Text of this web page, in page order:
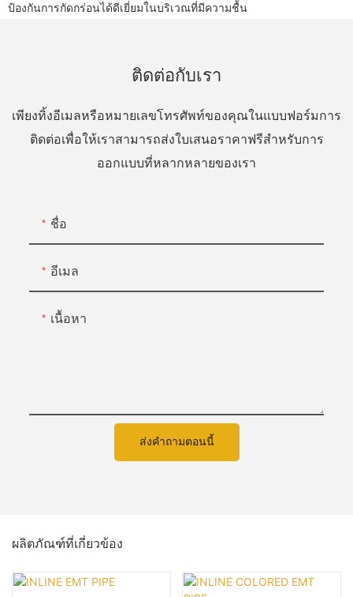
ป้องกันการกัดกร่อนได้ดีเยี่ยมในบริเวณที่มีความชื้น
ติดต่อกับเรา
เพียงทิ้งอีเมลหรือหมายเลขโทรศัพท์ของคุณในแบบฟอร์มการ
ติดต่อเพื่อให้เราสามารถส่งใบเสนอราคาฟรีสำหรับการ
ออกแบบที่หลากหลายของเรา
ชื่อ
อีเมล
เนื้อหา
ส่งคำถามตอนนี้
ผลิตภัณฑ์ที่เกี่ยวข้อง